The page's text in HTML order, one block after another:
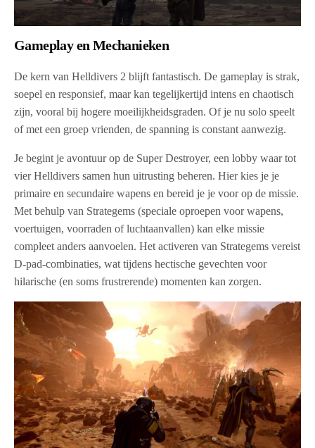
Gameplay en Mechanieken
De kern van Helldivers 2 blijft fantastisch. De gameplay is strak,
soepel en responsief, maar kan tegelijkertijd intens en chaotisch
zijn, vooral bij hogere moeilijkheidsgraden. Of je nu solo speelt
of met een groep vrienden, de spanning is constant aanwezig.
Je begint je avontuur op de Super Destroyer, een lobby waar tot
vier Helldivers samen hun uitrusting beheren. Hier kies je je
primaire en secundaire wapens en bereid je je voor op de missie.
Met behulp van Strategems (speciale oproepen voor wapens,
voertuigen, voorraden of luchtaanvallen) kan elke missie
compleet anders aanvoelen. Het activeren van Strategems vereist
D-pad-combinaties, wat tijdens hectische gevechten voor
hilarische (en soms frustrerende) momenten kan zorgen.